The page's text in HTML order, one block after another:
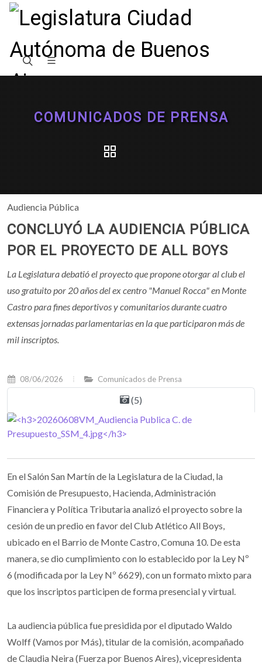
COMUNICADOS DE PRENSA
Audiencia Pública
CONCLUYÓ LA AUDIENCIA PÚBLICA
POR EL PROYECTO DE ALL BOYS
La Legislatura debatió el proyecto que propone otorgar al club el
uso gratuito por 20 años del ex centro "Manuel Rocca" en Monte
Castro para fines deportivos y comunitarios durante cuatro
extensas jornadas parlamentarias en la que participaron más de
mil inscriptos.
08/06/2026 Comunicados de Prensa
(5)
En el Salón San Martín de la Legislatura de la Ciudad, la
Comisión de Presupuesto, Hacienda, Administración
Financiera y Política Tributaria analizó el proyecto sobre la
cesión de un predio en favor del Club Atlético All Boys,
ubicado en el Barrio de Monte Castro, Comuna 10. De esta
manera, se dio cumplimiento con lo establecido por la Ley Nº
6 (modificada por la Ley Nº 6629), con un formato mixto para
que los inscriptos participen de forma presencial y virtual.
La audiencia pública fue presidida por el diputado Waldo
Wolff (Vamos por Más), titular de la comisión, acompañado
de Claudia Neira (Fuerza por Buenos Aires), vicepresidenta